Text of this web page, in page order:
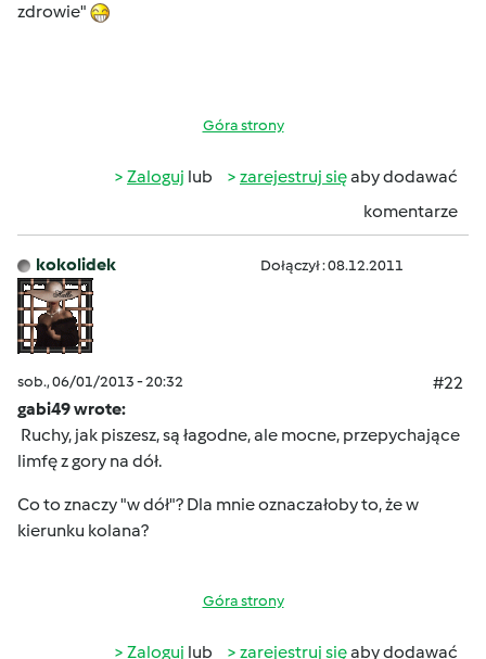
zdrowie"
Góra strony
Zaloguj lub zarejestruj sięaby dodawać
komentarze
kokolidek Dołączył : 08.12.2011
sob., 06/01/2013 - 20:32
#22
gabi49 wrote:
Ruchy, jak piszesz, są łagodne, ale mocne, przepychające
limfę z gory na dół.
Co to znaczy "w dół"? Dla mnie oznaczałoby to, że w
kierunku kolana?
Góra strony
Zaloguj lub zarejestruj sięaby dodawać